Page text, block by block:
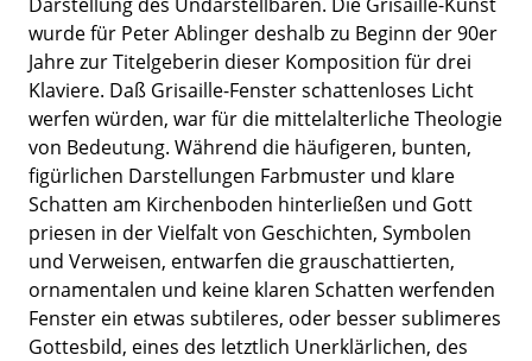
wurde für Peter Ablinger deshalb zu Beginn der 90er
Jahre zur Titelgeberin dieser Komposition für drei
Klaviere. Daß Grisaille-Fenster schattenloses Licht
werfen würden, war für die mittelalterliche Theologie
von Bedeutung. Während die häufigeren, bunten,
figürlichen Darstellungen Farbmuster und klare
Schatten am Kirchenboden hinterließen und Gott
priesen in der Vielfalt von Geschichten, Symbolen
und Verweisen, entwarfen die grauschattierten,
ornamentalen und keine klaren Schatten werfenden
Fenster ein etwas subtileres, oder besser sublimeres
Gottesbild, eines des letztlich Unerklärlichen, des